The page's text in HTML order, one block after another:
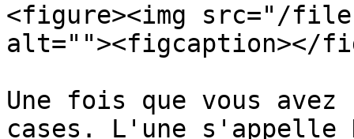
<figure><img src="/files/
alt=""><figcaption></
Une fois que vous
cases. L'une s'appelle